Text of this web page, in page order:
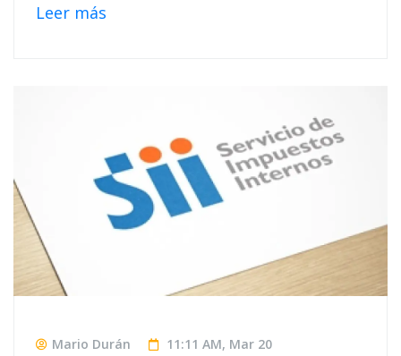
Leer más
Mario Durán 11:11 AM, Mar 20